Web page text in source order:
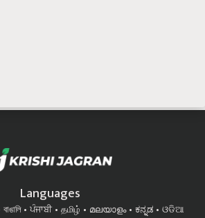
Languages
বাঙালি ਪੰਜਾਬੀ தமிழ் മലയാളം ಕನ್ನಡ
ଓଡିଆ